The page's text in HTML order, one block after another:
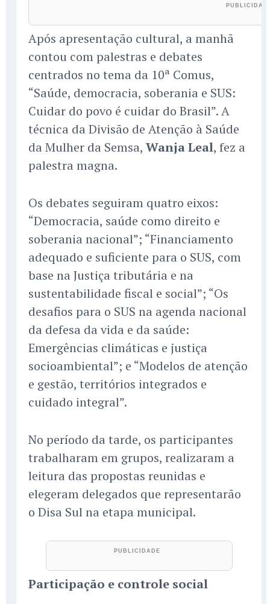
Após apresentação cultural, a manhã
contou com palestras e debates
centrados no tema da 10ª Comus,
“Saúde, democracia, soberania e SUS:
Cuidar do povo é cuidar do Brasil”. A
técnica da Divisão de Atenção à Saúde
da Mulher da Semsa, Wanja Leal, fez a
palestra magna.
Os debates seguiram quatro eixos:
“Democracia, saúde como direito e
soberania nacional”; “Financiamento
adequado e suficiente para o SUS, com
base na Justiça tributária e na
sustentabilidade fiscal e social”; “Os
desafios para o SUS na agenda nacional
da defesa da vida e da saúde:
Emergências climáticas e justiça
socioambiental”; e “Modelos de atenção
e gestão, territórios integrados e
cuidado integral”.
No período da tarde, os participantes
trabalharam em grupos, realizaram a
leitura das propostas reunidas e
elegeram delegados que representarão
o Disa Sul na etapa municipal.
Participação e controle social